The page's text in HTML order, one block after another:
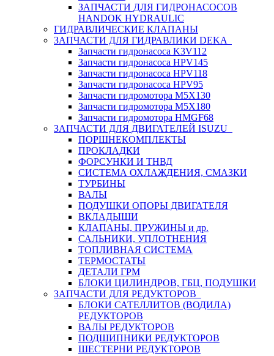
ЗАПЧАСТИ ДЛЯ ГИДРОНАСОСОВ
HANDOK HYDRAULIC
ГИДРАВЛИЧЕСКИЕ КЛАПАНЫ
ЗАПЧАСТИ ДЛЯ ГИДРАВЛИКИ DEKA
Запчасти гидронасоса K3V112
Запчасти гидронасоса HPV145
Запчасти гидронасоса HPV118
Запчасти гидронасоса HPV95
Запчасти гидромотора M5X130
Запчасти гидромотора M5X180
Запчасти гидромотора HMGF68
ЗАПЧАСТИ ДЛЯ ДВИГАТЕЛЕЙ ISUZU
ПОРШНЕКОМПЛЕКТЫ
ПРОКЛАДКИ
ФОРСУНКИ И ТНВД
СИСТЕМА ОХЛАЖДЕНИЯ, СМАЗКИ
ТУРБИНЫ
ВАЛЫ
ПОДУШКИ ОПОРЫ ДВИГАТЕЛЯ
ВКЛАДЫШИ
КЛАПАНЫ, ПРУЖИНЫ и др.
САЛЬНИКИ, УПЛОТНЕНИЯ
ТОПЛИВНАЯ СИСТЕМА
ТЕРМОСТАТЫ
ДЕТАЛИ ГРМ
БЛОКИ ЦИЛИНДРОВ, ГБЦ, ПОДУШКИ
ЗАПЧАСТИ ДЛЯ РЕДУКТОРОВ
БЛОКИ САТЕЛЛИТОВ (ВОДИЛА)
РЕДУКТОРОВ
ВАЛЫ РЕДУКТОРОВ
ПОДШИПНИКИ РЕДУКТОРОВ
ШЕСТЕРНИ РЕДУКТОРОВ